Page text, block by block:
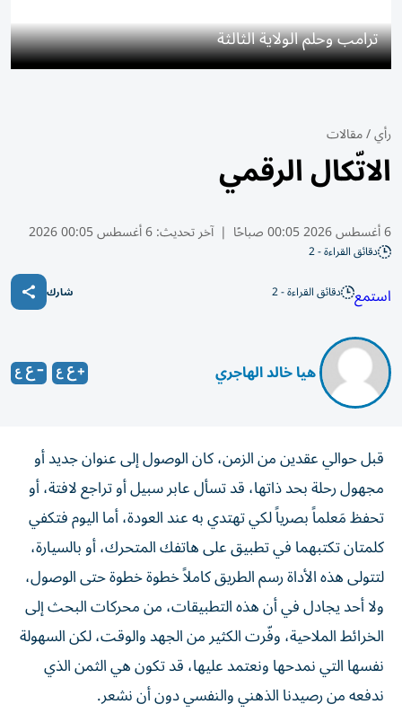
ترامب وحلم الولاية الثالثة
رأي/مقالات
الاتّكال الرقمي
6 أغسطس 2026 00:05 صباحًا | آخر تحديث:6 أغسطس 00:05 2026
دقائق القراءة - 2
استمع دقائق القراءة - 2 شارك
​ هيا خالد الهاجري
قبل حوالي عقدين من الزمن، كان الوصول إلى عنوان جديد أو
مجهول رحلة بحد ذاتها، قد تسأل عابر سبيل أو تراجع لافتة، أو
تحفظ مَعلماً بصرياً لكي تهتدي به عند العودة، أما اليوم فتكفي
كلمتان تكتبهما في تطبيق على هاتفك المتحرك، أو بالسيارة،
لتتولى هذه الأداة رسم الطريق كاملاً خطوة خطوة حتى الوصول،
ولا أحد يجادل في أن هذه التطبيقات، من محركات البحث إلى
الخرائط الملاحية، وفّرت الكثير من الجهد والوقت، لكن السهولة
نفسها التي نمدحها ونعتمد عليها، قد تكون هي الثمن الذي
ندفعه من رصيدنا الذهني والنفسي دون أن نشعر.